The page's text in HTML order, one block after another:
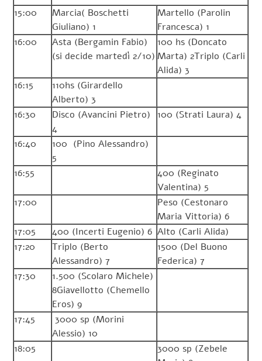
15:00
Marcia( Boschetti
Giuliano) 1
Martello (Parolin
Francesca) 1
16:00
Asta (Bergamin Fabio)
(si decide martedì 2/10)
100 hs (Doncato
Marta) 2Triplo (Carli
Alida) 3
16:15
110hs (Girardello
Alberto) 3
16:30
Disco (Avancini Pietro)
4
100 (Strati Laura) 4
16:40
100 (Pino Alessandro)
5
16:55
400 (Reginato
Valentina) 5
17:00
Peso (Cestonaro
Maria Vittoria) 6
17:05
400 (Incerti Eugenio) 6 Alto (Carli Alida)
17:20
Triplo (Berto
Alessandro) 7
1500 (Del Buono
Federica) 7
17:30
1.500 (Scolaro Michele)
8Giavellotto (Chemello
Eros) 9
17:45
3000 sp (Morini
Alessio) 10
18:05
3000 sp (Zebele